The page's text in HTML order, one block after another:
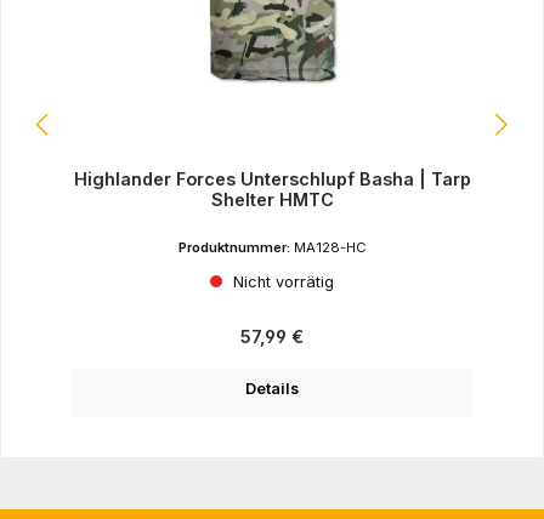
Highlander Forces Unterschlupf Basha | Tarp
Shelter HMTC
Produktnummer: MA128-HC
Nicht vorrätig
Regulärer Preis:
57,99 €
Details